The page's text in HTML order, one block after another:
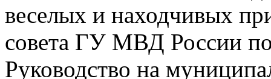
веселых и находчивых
совета ГУ МВД России
Руководство на